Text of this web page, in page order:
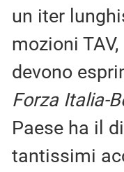
un iter
mozioni
devono
Forza Italia-
Paese ha il
tantissimi